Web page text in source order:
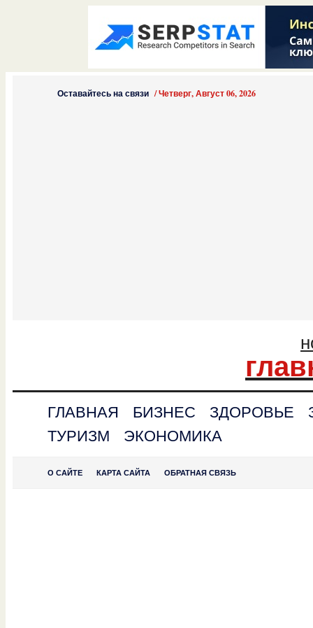
Оставайтесь на связи /Четверг, Август 06, 2026
ГЛАВНАЯ БИЗНЕС ЗДОРОВЬЕ
ТУРИЗМ
ЭКОНОМИКА
О САЙТЕ КАРТА САЙТА ОБРАТНАЯ СВЯЗЬ